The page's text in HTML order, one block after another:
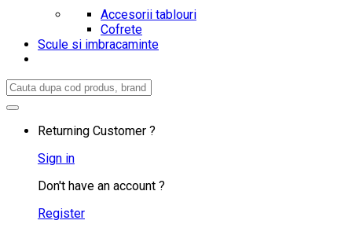
Accesorii tablouri
Cofrete
Scule si imbracaminte
Search
Returning Customer ?
Sign in
Don't have an account ?
Register